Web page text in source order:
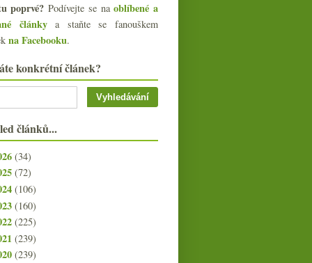
poprvé? Podívejte se naoblíbené a
článkya staňte se fanouškem
na Facebooku.
konkrétní článek?
článků...
(34)
(72)
(106)
(160)
(225)
(239)
(239)